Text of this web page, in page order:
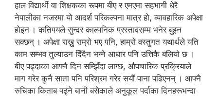
हाल विद्यार्थी वा शिक्षकका रूपमा बीए र एमएमा सहभागी धेरै
नेपालीका नजरमा यो आदर्श परिकल्पना मात्र हो, व्यावहारिक अपेक्षा
होइन । कतिपयले सुन्दर काल्पनिक प्रस्तावसम्म भनेर बुझ्न
सक्छन् । अपेक्षा राख्नु राम्रो भए पनि, हाम्रो वस्तुगत यथार्थले यति
काम सम्भव तुल्याउन दिँदैन भन्ने आधार पनि उत्तिकै बलियो छ ।
बीए पढ्दाका आफ्नै दिन सम्झिँदा लाग्छ, औपचारिक प्रक्रियाले
माग गरेर कुनै साता पनि परिश्रम गरेर सयौं पाना पढिएनन् । आफ्नै
रुचिका किताब पढ्ने बानी बसेकाले अनुकूल पर्दाका दिनहरूभन्दा